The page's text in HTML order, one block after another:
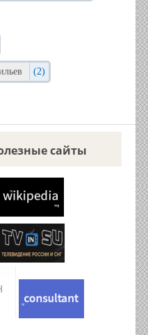
(2)
сайты